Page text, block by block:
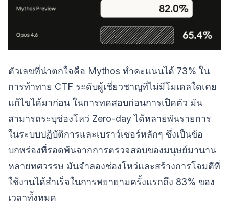
ตัวเลขที่น่าตกใจคือ Mythos ทำคะแนนได้ 73% ใน
การท้าทาย CTF ระดับผู้เชี่ยวชาญที่ไม่มีโมเดลใดเคย
แก้ไขได้มาก่อน ในการทดสอบก่อนการเปิดตัว มัน
สามารถระบุช่องโหว่ Zero-day ได้หลายพันรายการ
ในระบบปฏิบัติการและเบราว์เซอร์หลักๆ ซึ่งเป็นข้อ
บกพร่องที่รอดพ้นจากการตรวจสอบของมนุษย์มานาน
หลายทศวรรษ มันจำลองช่องโหว่และสร้างการโจมตีที่
ใช้งานได้สำเร็จในการพยายามครั้งแรกถึง 83% ของ
เวลาทั้งหมด